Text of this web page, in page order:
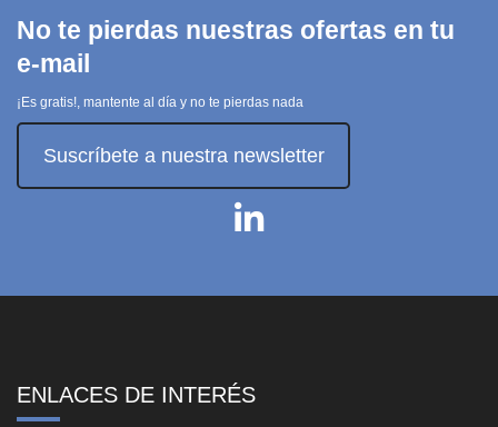
No te pierdas nuestras ofertas en tu
e-mail
¡Es gratis!, mantente al día y no te pierdas nada
Suscríbete a nuestra newsletter
ENLACES DE INTERÉS